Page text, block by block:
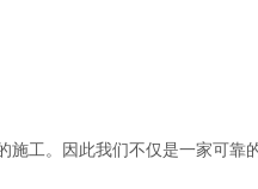
工。因此我们不仅是一家可靠